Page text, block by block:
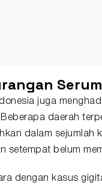
juga
daerah
dalam sejumlah
setempat belum
dengan kasus